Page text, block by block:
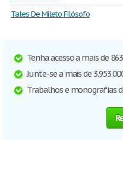
Tales De Mileto Filósofo
Tenha acesso a mais de
Junte-se a mais de
Trabalhos e monografias